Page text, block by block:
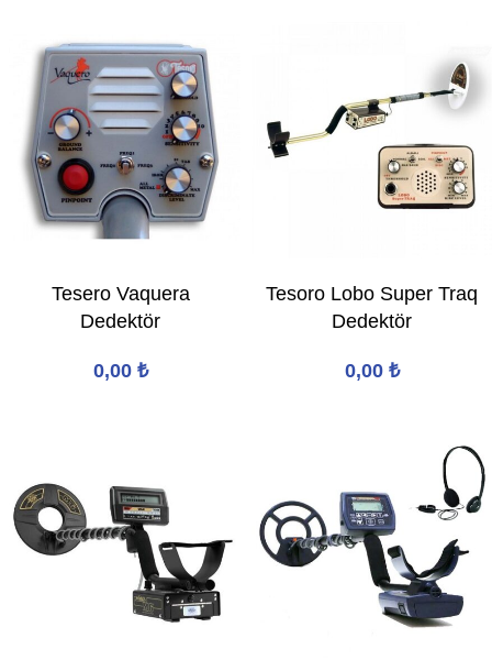
Tesero Vaquera
Dedektör
0,00 ₺
Tesoro Lobo Super Traq
Dedektör
0,00 ₺